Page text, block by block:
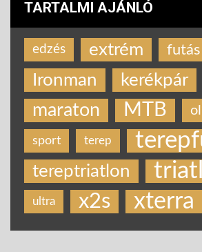
TARTALMI AJÁNLÓ
edzés extrém futás
Ironman kerékpár
maraton MTB
sport terep
tereptriatlon
ultra x2s xterra